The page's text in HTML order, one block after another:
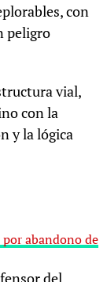
con
peligro
vial,
con la
y la lógica
abandono de